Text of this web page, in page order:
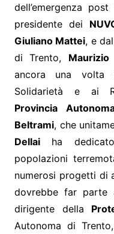
dell’emergenza
presidente dei
Giuliano Mattei, e
di Trento, Maurizio
ancora una volta
Solidarietà e ai
Provincia
Beltrami, che
Dellai ha
popolazioni
numerosi progetti di
dovrebbe far parte
dirigente della
Autonoma di